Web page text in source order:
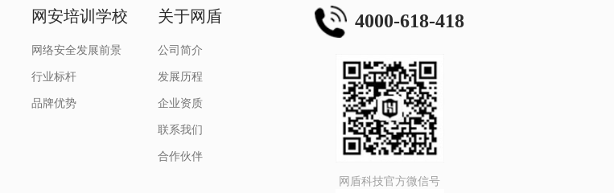
网安培训学校
网络安全发展前景
行业标杆
品牌优势
关于网盾
公司简介
发展历程
企业资质
联系我们
合作伙伴
4000-618-418
网盾科技官方微信号